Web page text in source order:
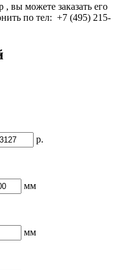
можете заказать его
по тел: +7 (495) 215-
р.
мм
мм